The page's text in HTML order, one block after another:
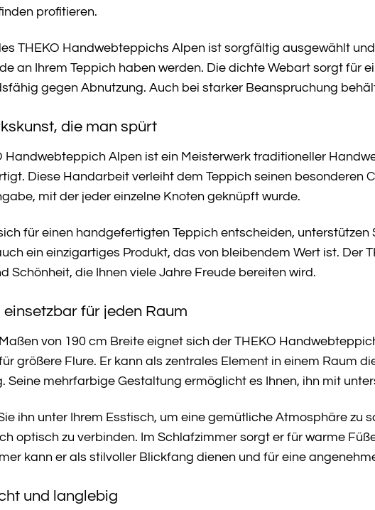
profitieren.
THEKO Handwebteppichs Alpen ist sorgfältig ausgewählt
an Ihrem Teppich haben werden. Die dichte Webart sorgt für
gegen Abnutzung. Auch bei starker Beanspruchung
die man spürt
Handwebteppich Alpen ist ein Meisterwerk traditioneller
Diese Handarbeit verleiht dem Teppich seinen besonderen
mit der jeder einzelne Knoten geknüpft wurde.
für einen handgefertigten Teppich entscheiden,
ein einzigartiges Produkt, das von bleibendem Wert ist. Der
Schönheit, die Ihnen viele Jahre Freude bereiten wird.
für jeden Raum
von 190 cm Breite eignet sich der THEKO
größere Flure. Er kann als zentrales Element in einem Raum
Seine mehrfarbige Gestaltung ermöglicht es Ihnen, ihn mit
ihn unter Ihrem Esstisch, um eine gemütliche Atmosphäre zu
optisch zu verbinden. Im Schlafzimmer sorgt er für warme
kann er als stilvoller Blickfang dienen und für eine
und langlebig